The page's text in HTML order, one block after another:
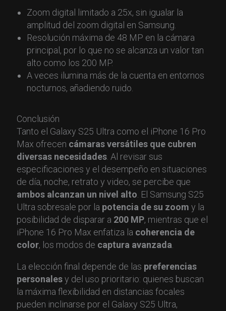
Zoom digital limitado a 25x, sin igualar la
amplitud del zoom digital en Samsung.
Resolución máxima de 48 MP en la cámara
principal, por lo que no se alcanza un valor tan
alto como los 200 MP.
A veces ilumina más de la cuenta en entornos
nocturnos, añadiendo ruido.
Conclusión
Tanto el Galaxy S25 Ultra como el iPhone 16 Pro
Max ofrecen cámaras versátiles que cubren
diversas necesidades. Al revisar sus
especificaciones y el desempeño en situaciones
de día, noche, retrato y video, se percibe que
ambos alcanzan un nivel alto . El Samsung S25
Ultra sobresale por la potencia de su zoom y la
posibilidad de disparar a 200 MP, mientras que el
iPhone 16 Pro Max enfatiza la coherencia de
color, los modos de captura avanzada
La elección final depende de las preferencias
personalesy del uso prioritario: quienes buscan
la máxima flexibilidad en distancias focales
pueden inclinarse por el Galaxy S25 Ultra,